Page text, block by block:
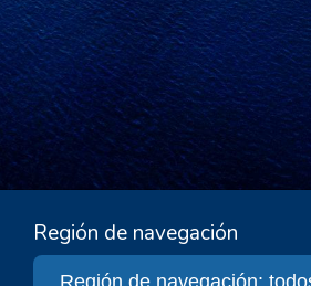
Región de navegación